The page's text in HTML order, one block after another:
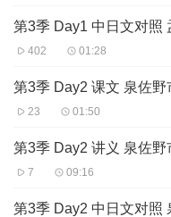
402 01:28
第3季 Day2 课文 泉佐
23 01:50
第3季 Day2 讲义 泉佐
7 09:16